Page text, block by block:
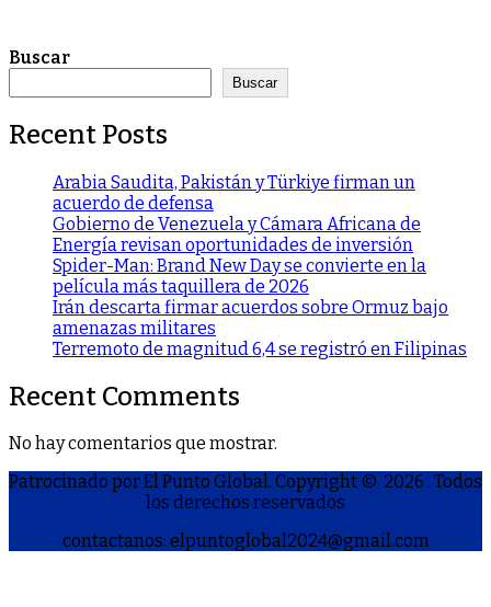
Buscar
Buscar
Recent Posts
Arabia Saudita, Pakistán y Türkiye firman un
acuerdo de defensa
Gobierno de Venezuela y Cámara Africana de
Energía revisan oportunidades de inversión
Spider-Man: Brand New Day se convierte en la
película más taquillera de 2026
Irán descarta firmar acuerdos sobre Ormuz bajo
amenazas militares
Terremoto de magnitud 6,4 se registró en Filipinas
Recent Comments
No hay comentarios que mostrar.
Patrocinado por El Punto Global. Copyright © 2026 . Todos
los derechos reservados
contactanos: elpuntoglobal2024@gmail.com